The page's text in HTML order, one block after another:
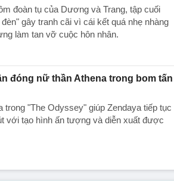
đoàn tụ của Dương và Trang, tập cuối
gây tranh cãi vì cái kết quá nhẹ nhàng
làm tan vỡ cuộc hôn nhân.
đóng nữ thần Athena trong bom tấn
trong "The Odyssey" giúp Zendaya tiếp tục
với tạo hình ấn tượng và diễn xuất được